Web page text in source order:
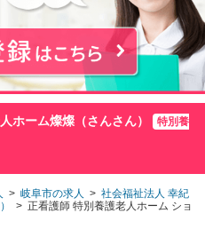
ホーム燦燦（さんさん） 特別養
> 岐阜市の求人 > 社会福祉法人 幸紀
> 正看護師 特別養護老人ホーム ショ